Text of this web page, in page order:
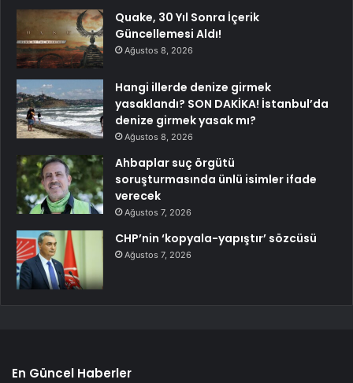
Quake, 30 Yıl Sonra İçerik
Güncellemesi Aldı!
Ağustos 8, 2026
Hangi illerde denize girmek
yasaklandı? SON DAKİKA! İstanbul’da
denize girmek yasak mı?
Ağustos 8, 2026
Ahbaplar suç örgütü
soruşturmasında ünlü isimler ifade
verecek
Ağustos 7, 2026
CHP’nin ‘kopyala-yapıştır’ sözcüsü
Ağustos 7, 2026
En Güncel Haberler